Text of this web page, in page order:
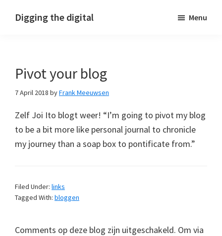
Digging the digital Menu
Pivot your blog
7 April 2018 byFrank Meeuwsen
Zelf Joi Ito blogt weer! “I’m going to pivot my blog
to be a bit more like personal journal to chronicle
my journey than a soap box to pontificate from.”
Filed Under: links
Tagged With: bloggen
Comments op deze blog zijn uitgeschakeld. Om via